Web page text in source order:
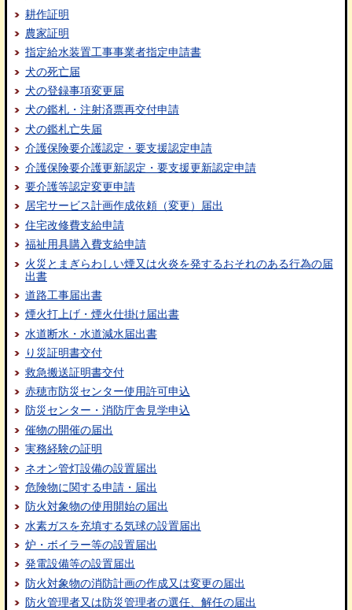
耕作証明
農家証明
指定給水装置工事事業者指定申請書
犬の死亡届
犬の登録事項変更届
犬の鑑札・注射済票再交付申請
犬の鑑札亡失届
介護保険要介護認定・要支援認定申請
介護保険要介護更新認定・要支援更新認定申請
要介護等認定変更申請
居宅サービス計画作成依頼（変更）届出
住宅改修費支給申請
福祉用具購入費支給申請
火災とまぎらわしい煙又は火炎を発するおそれのある行為の届
出書
道路工事届出書
煙火打上げ・煙火仕掛け届出書
水道断水・水道減水届出書
り災証明書交付
救急搬送証明書交付
赤穂市防災センター使用許可申込
防災センター・消防庁舎見学申込
催物の開催の届出
実務経験の証明
ネオン管灯設備の設置届出
危険物に関する申請・届出
防火対象物の使用開始の届出
水素ガスを充填する気球の設置届出
炉・ボイラー等の設置届出
発電設備等の設置届出
防火対象物の消防計画の作成又は変更の届出
防火管理者又は防災管理者の選任、解任の届出